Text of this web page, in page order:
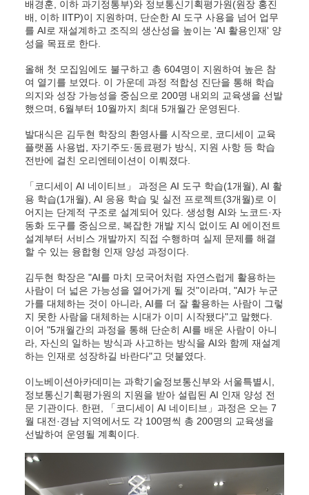
배경훈, 이하 과기정통부)와 정보통신기획평가원(원장 홍진
배, 이하 IITP)이 지원하며, 단순한 AI 도구 사용을 넘어 업무
를 AI로 재설계하고 조직의 생산성을 높이는 'AI 활용인재' 양
성을 목표로 한다.
올해 첫 모집임에도 불구하고 총 604명이 지원하여 높은 참
여 열기를 보였다. 이 가운데 과정 적합성 진단을 통해 학습
의지와 성장 가능성을 중심으로 200명 내외의 교육생을 선발
했으며, 6월부터 10월까지 최대 5개월간 운영된다.
발대식은 김두현 학장의 환영사를 시작으로, 코디세이 교육
플랫폼 사용법, 자기주도·동료평가 방식, 지원 사항 등 학습
전반에 걸친 오리엔테이션이 이뤄졌다.
「코디세이 AI 네이티브」 과정은 AI 도구 학습(1개월), AI 활
용 학습(1개월), AI 응용 학습 및 실전 프로젝트(3개월)로 이
어지는 단계적 구조로 설계되어 있다. 생성형 AI와 노코드·자
동화 도구를 중심으로, 복잡한 개발 지식 없이도 AI 에이전트
설계부터 서비스 개발까지 직접 수행하며 실제 문제를 해결
할 수 있는 융합형 인재 양성 과정이다.
김두현 학장은 "AI를 마치 모국어처럼 자연스럽게 활용하는
사람이 더 넓은 가능성을 열어가게 될 것"이라며, "AI가 누군
가를 대체하는 것이 아니라, AI를 더 잘 활용하는 사람이 그렇
지 못한 사람을 대체하는 시대가 이미 시작됐다"고 말했다.
이어 "5개월간의 과정을 통해 단순히 AI를 배운 사람이 아니
라, 자신의 일하는 방식과 사고하는 방식을 AI와 함께 재설계
하는 인재로 성장하길 바란다"고 덧붙였다.
이노베이션아카데미는 과학기술정보통신부와 서울특별시,
정보통신기획평가원의 지원을 받아 설립된 AI 인재 양성 전
문 기관이다. 한편, 「코디세이 AI 네이티브」과정은 오는 7
월 대전·경남 지역에서도 각 100명씩 총 200명의 교육생을
선발하여 운영될 계획이다.